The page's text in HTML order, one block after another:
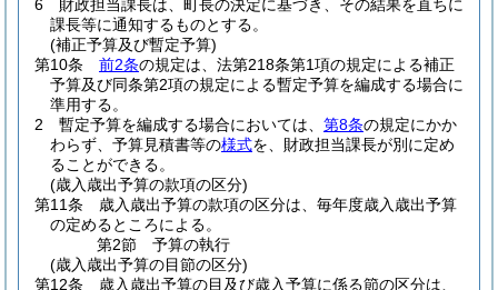
6
財政担当課長は、町長の決定に基づき、その結果を直ちに
課長等に通知するものとする。
(補正予算及び暫定予算)
第10条
前2条の規定は、法第218条第1項の規定による補正
予算及び同条第2項の規定による暫定予算を編成する場合に
準用する。
2
暫定予算を編成する場合においては、 第8条の規定にかか
わらず、予算見積書等の様式を、財政担当課長が別に定め
ることができる。
(歳入歳出予算の款項の区分)
第11条
歳入歳出予算の款項の区分は、毎年度歳入歳出予算
の定めるところによる。
第2節
予算の執行
(歳入歳出予算の目節の区分)
第12条
歳入歳出予算の目及び歳入予算に係る節の区分は、